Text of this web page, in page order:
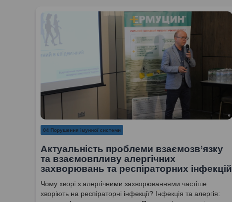
04 Порушення імунної системи
Актуальність проблеми взаємозв’язку
та взаємовпливу алергічних
захворювань та респіраторних інфекцій
Чому хворі з алергічними захворюваннями частіше
хворіють на респіраторні інфекції? Інфекція та алергія: